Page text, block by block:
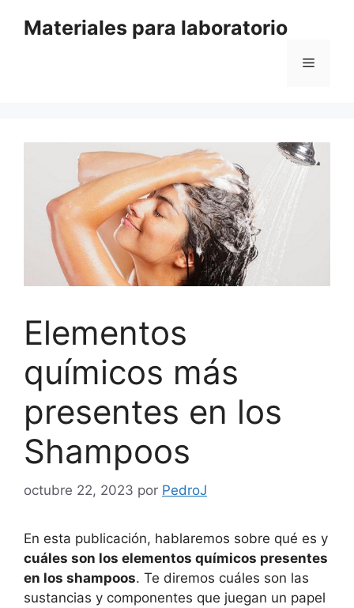
Materiales para laboratorio
Menú
Elementos
químicos más
presentes en los
Shampoos
octubre 22, 2023 por PedroJ
En esta publicación, hablaremos sobre qué es y
cuáles son los elementos químicos presentes
en los shampoos. Te diremos cuáles son las
sustancias y componentes que juegan un papel